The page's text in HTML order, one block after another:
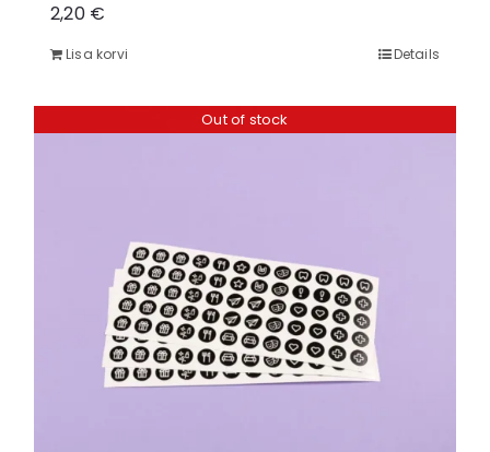
2,20 €
Lisa korvi Details
Out of stock